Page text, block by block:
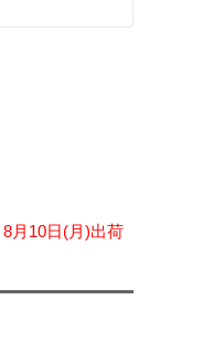
8月10日(月)出荷